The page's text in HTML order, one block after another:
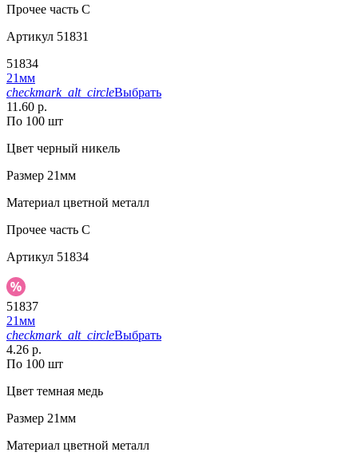
Прочее часть С
Артикул 51831
51834
21мм
checkmark_alt_circleВыбрать
11.60 р.
По 100 шт
Цвет черный никель
Размер 21мм
Материал цветной металл
Прочее часть С
Артикул 51834
51837
21мм
checkmark_alt_circleВыбрать
4.26 р.
По 100 шт
Цвет темная медь
Размер 21мм
Материал цветной металл